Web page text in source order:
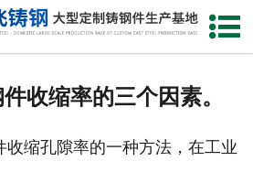
网站首页
收缩率的三个因素。
缩孔隙率的一种方法，在工业